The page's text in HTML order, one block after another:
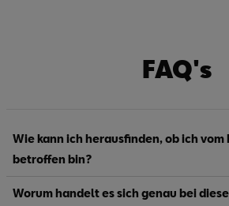
FAQ's
Wie kann ich herausfinden, ob ich vom
betroffen bin?
Worum handelt es sich genau bei